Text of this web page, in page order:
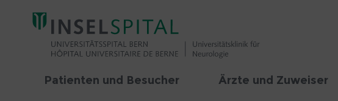
Patienten und Besucher Ärzte und Zuweiser